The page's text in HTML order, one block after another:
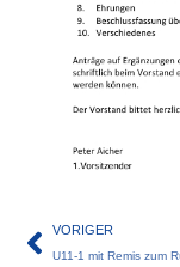
VORIGER